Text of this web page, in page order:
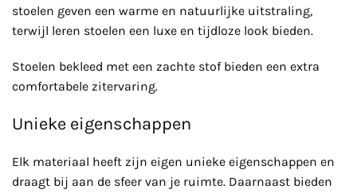
stoelen geven een warme en natuurlijke uitstraling,
terwijl leren stoelen een luxe en tijdloze look bieden.
Stoelen bekleed met een zachte stof bieden een extra
comfortabele zitervaring.
Unieke eigenschappen
Elk materiaal heeft zijn eigen unieke eigenschappen en
draagt bij aan de sfeer van je ruimte. Daarnaast bieden